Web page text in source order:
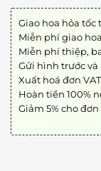
Giao hoa hỏa tốc
Miễn phí giao
Miễn phí thiệp,
Gửi hình trước
Xuất hoá đơn
Hoàn tiền 100%
Giảm 5% cho